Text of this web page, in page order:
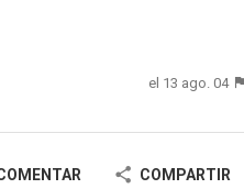
el 13 ago. 04
COMPARTIR